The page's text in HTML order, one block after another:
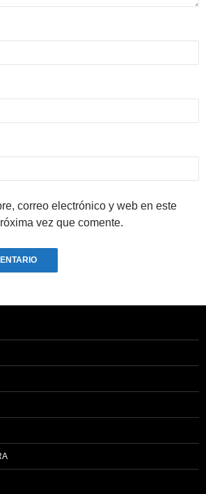
correo electrónico y web en este
vez que comente.